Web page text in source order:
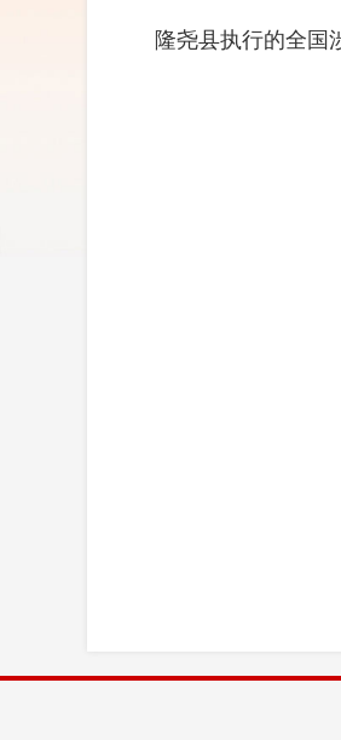
隆尧县执行的全国